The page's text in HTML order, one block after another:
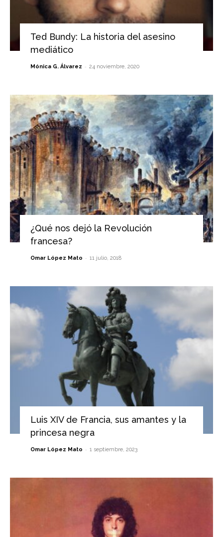
Ted Bundy: La historia del asesino
mediático
Mónica G. Álvarez - 24 noviembre, 2020
¿Qué nos dejó la Revolución
francesa?
Omar López Mato - 11 julio, 2018
Luis XIV de Francia, sus amantes y la
princesa negra
Omar López Mato - 1 septiembre, 2023